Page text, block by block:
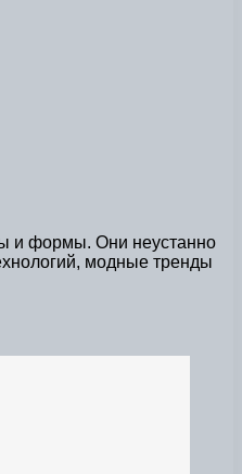
и формы. Они неустанно
модные тренды